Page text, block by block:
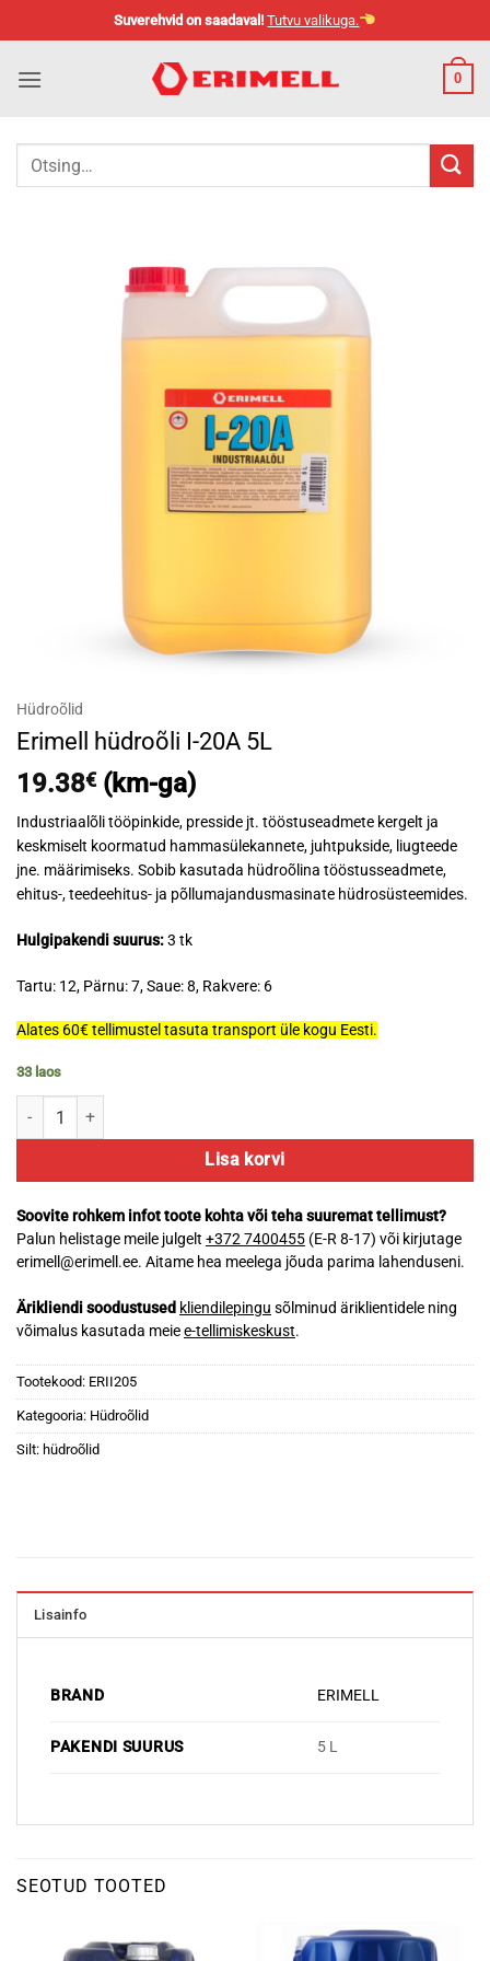
to
content
Suverehvid on saadaval! Tutvu valikuga.
0
Otsi:
Hüdroõlid
Erimell hüdroõli I-20A 5L
19.38€(km-ga)
Industriaalõli tööpinkide, presside jt. tööstuseadmete kergelt ja
keskmiselt koormatud hammasülekannete, juhtpukside, liugteede
jne. määrimiseks. Sobib kasutada hüdroõlina tööstusseadmete,
ehitus-, teedeehitus- ja põllumajandusmasinate hüdrosüsteemides.
Hulgipakendi suurus:3 tk
Tartu: 12, Pärnu: 7, Saue: 8, Rakvere: 6
Alates 60€ tellimustel tasuta transport üle kogu Eesti.
33 laos
Erimell hüdroõli I-20A 5L kogus
Lisa korvi
Soovite rohkem infot toote kohta või teha suuremat tellimust?
Palun helistage meile julgelt +372 7400455 (E-R 8-17) või kirjutage
erimell@erimell.ee. Aitame hea meelega jõuda parima lahenduseni.
Ärikliendi soodustused kliendilepingu sõlminud äriklientidele ning
võimalus kasutada meiee-tellimiskeskust.
Tootekood: ERII205
Kategooria: Hüdroõlid
Silt: hüdroõlid
Lisainfo
BRAND ERIMELL
PAKENDI SUURUS 5 L
SEOTUD TOOTED